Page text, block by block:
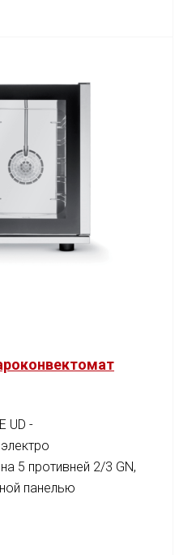
UD -
5 противней 2/3 GN,
панелью